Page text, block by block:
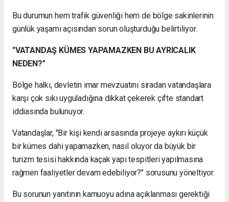
Bu durumun hem trafik güvenliği hem de bölge sakinlerinin
günlük yaşamı açısından sorun oluşturduğu belirtiliyor.
"VATANDAŞ KÜMES YAPAMAZKEN BU AYRICALIK
NEDEN?"
Bölge halkı, devletin imar mevzuatını sıradan vatandaşlara
karşı çok sıkı uyguladığına dikkat çekerek çifte standart
iddiasında bulunuyor.
Vatandaşlar, "Bir kişi kendi arsasında projeye aykırı küçük
bir kümes dahi yapamazken, nasıl oluyor da büyük bir
turizm tesisi hakkında kaçak yapı tespitleri yapılmasına
rağmen faaliyetler devam edebiliyor?" sorusunu yöneltiyor.
Bu sorunun yanıtının kamuoyu adına açıklanması gerektiği